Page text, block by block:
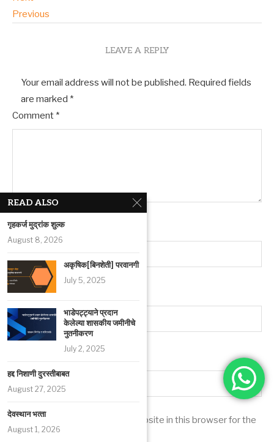
Previous
LEAVE A REPLY
Your email address will not be published. Required fields
are marked *
Comment *
Name*
Email*
Save my name, email, and website in this browser for the
next time I comment.
READ ALSO
गृहकर्ज मुद्रांक शुल्क
August 8, 2026
अकृषिक[बिनशेती] परवानगी
July 5, 2025
भाडेपट्ट्याने प्रदान
केलेल्या शासकीय जमीनीचे
नुतनीकरण
July 2, 2025
हद्द निशाणी दुरस्‍तीबाबत
August 27, 2025
देवस्‍थान भत्‍ता
August 1, 2026